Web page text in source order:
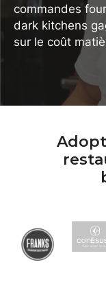
commandes
dark kitchens
sur le coût